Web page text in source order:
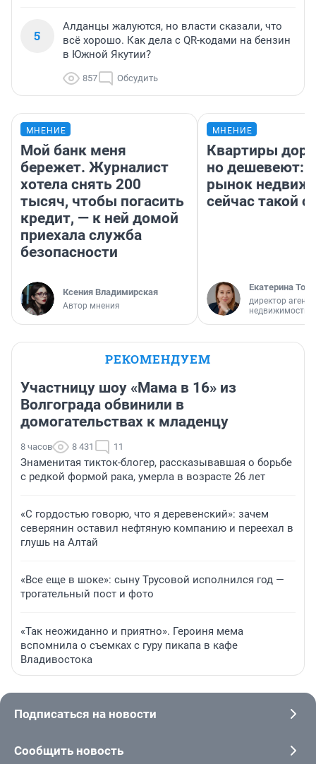
5
Алданцы жалуются, но власти сказали, что
всё хорошо. Как дела с QR-кодами на бензин
в Южной Якутии?
857 Обсудить
МНЕНИЕ
Мой банк меня
бережет. Журналист
хотела снять 200
тысяч, чтобы погасить
кредит, — к ней домой
приехала служба
безопасности
Ксения Владимирская
Автор мнения
МНЕНИЕ
Квартиры
но дешевеют:
рынок
сейчас такой
Екатерина
директор
недвижимости
РЕКОМЕНДУЕМ
Участницу шоу «Мама в 16» из
Волгограда обвинили в
домогательствах к младенцу
8 часов 8 431 11
Знаменитая тикток-блогер, рассказывавшая о борьбе
с редкой формой рака, умерла в возрасте 26 лет
«С гордостью говорю, что я деревенский»: зачем
северянин оставил нефтяную компанию и переехал в
глушь на Алтай
«Все еще в шоке»: сыну Трусовой исполнился год —
трогательный пост и фото
«Так неожиданно и приятно». Героиня мема
вспомнила о съемках с гуру пикапа в кафе
Владивостока
Подписаться на новости
Сообщить новость